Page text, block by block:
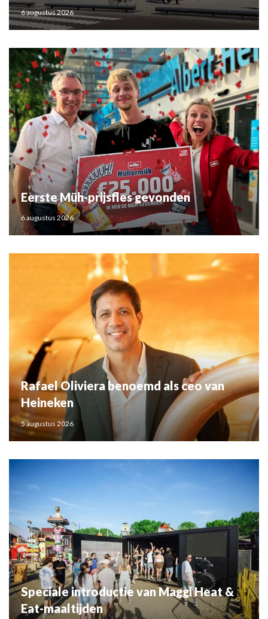
6 augustus 2026
Eerste Müh-prijsfles gevonden
6 augustus 2026
Rafael Oliviera benoemd als ceo van
Heineken
5 augustus 2026
Speciale introductie van Maggi Heat &
Eat-maaltijden